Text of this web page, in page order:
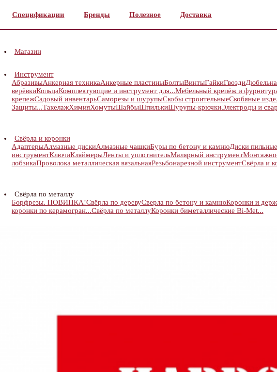
Спецификации Бренды Полезное Доставка
Магазин
Инструмент
АбразивыАнкерная техникаАнкерные пластиныБолтыВинтыГайкиГвозди
верёвкиКольцаКомплектующие и инструмент для...Мебельный крепёж и
крепежСадовый инвентарьСаморезы и шурупыСкобы строительныеСкобяные
Защиты...ТакелажХимияХомутыШайбыШпилькиШурупы-крючкиЭлектроды и
Свёрла и коронки
АдаптерыАлмазные дискиАлмазные чашкиБуры по бетону и камнюДиски пильные
инструментКлючиКляймерыЛенты и уплотнительМалярный инструмент
лобзикаПроволока металлическая вязальнаяРезьбонарезной инструментСвёрла и
Свёрла по металлу
Борфрезы. НОВИНКА!Свёрла по деревуСверла по бетону и камнюКоронки и
коронки по керамогран...Свёрла по металлуКоронки биметаллические Bi-Met...